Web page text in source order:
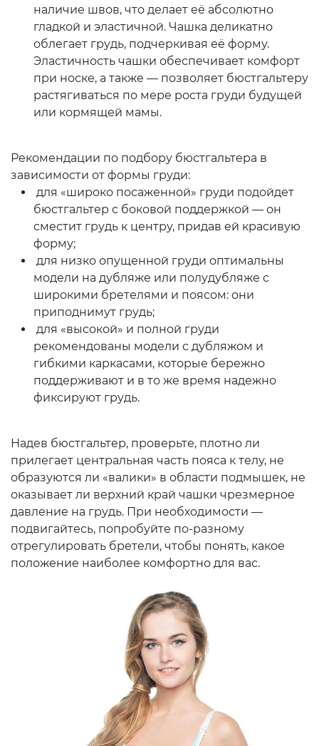
наличие швов, что делает её абсолютно
гладкой и эластичной. Чашка деликатно
облегает грудь, подчеркивая её форму.
Эластичность чашки обеспечивает комфорт
при носке, а также — позволяет бюстгальтеру
растягиваться по мере роста груди будущей
или кормящей мамы.
Рекомендации по подбору бюстгальтера в
зависимости от формы груди:
для «широко посаженной» груди подойдет
бюстгальтер с боковой поддержкой — он
сместит грудь к центру, придав ей красивую
форму;
для низко опущенной груди оптимальны
модели на дубляже или полудубляже с
широкими бретелями и поясом: они
приподнимут грудь;
для «высокой» и полной груди
рекомендованы модели с дубляжом и
гибкими каркасами, которые бережно
поддерживают и в то же время надежно
фиксируют грудь.
Надев бюстгальтер, проверьте, плотно ли
прилегает центральная часть пояса к телу, не
образуются ли «валики» в области подмышек, не
оказывает ли верхний край чашки чрезмерное
давление на грудь. При необходимости —
подвигайтесь, попробуйте по-разному
отрегулировать бретели, чтобы понять, какое
положение наиболее комфортно для вас.